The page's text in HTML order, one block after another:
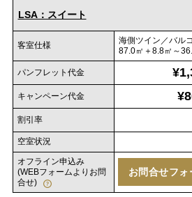
LSA：スイート
客室仕様
海側ツイン／バル
87.0㎡＋8.8㎡～
パンフレット代金
キャンペーン代金
割引率
空室状況
オフライン申込み
(WEBフォームよりお問
合せ)
お問合せフォ